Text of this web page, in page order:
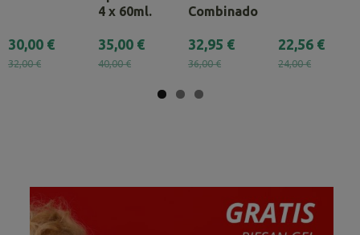
30,00 €
32,00 €
4 x 60ml.
35,00 €
40,00 €
Combinado
32,95 €
36,00 €
22,56 €
24,00 €